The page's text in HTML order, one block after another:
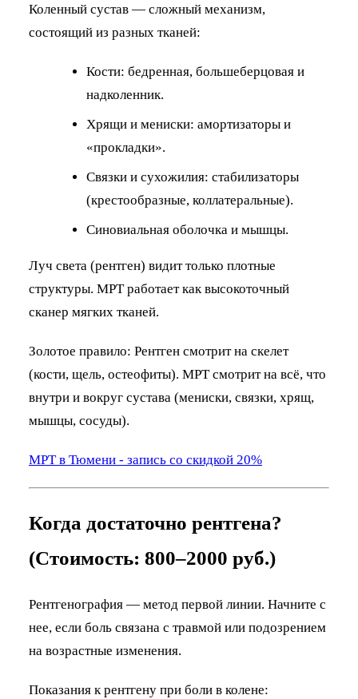
Коленный сустав — сложный механизм,
состоящий из разных тканей:
Кости: бедренная, большеберцовая и
надколенник.
Хрящи и мениски: амортизаторы и
«прокладки».
Связки и сухожилия: стабилизаторы
(крестообразные, коллатеральные).
Синовиальная оболочка и мышцы.
Луч света (рентген) видит только плотные
структуры. МРТ работает как высокоточный
сканер мягких тканей.
Золотое правило: Рентген смотрит на скелет
(кости, щель, остеофиты). МРТ смотрит на всё, что
внутри и вокруг сустава (мениски, связки, хрящ,
мышцы, сосуды).
МРТ в Тюмени - запись со скидкой 20%
Когда достаточно рентгена?
(Стоимость: 800–2000 руб.)
Рентгенография — метод первой линии. Начните с
нее, если боль связана с травмой или подозрением
на возрастные изменения.
Показания к рентгену при боли в колене: